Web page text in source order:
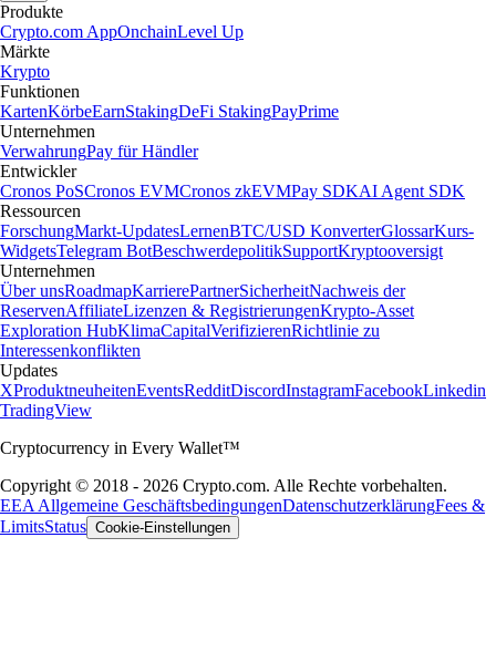
Produkte
Crypto.com AppOnchainLevel Up
Märkte
Krypto
Funktionen
KartenKörbeEarnStakingDeFi StakingPayPrime
Unternehmen
VerwahrungPay für Händler
Entwickler
Cronos PoSCronos EVMCronos zkEVMPay SDKAI Agent SDK
Ressourcen
ForschungMarkt-UpdatesLernenBTC/USD KonverterGlossarKurs-
WidgetsTelegram BotBeschwerdepolitikSupportKryptooversigt
Unternehmen
Über unsRoadmapKarrierePartnerSicherheitNachweis der
ReservenAffiliateLizenzen & RegistrierungenKrypto-Asset
Exploration HubKlimaCapitalVerifizierenRichtlinie zu
Interessenkonflikten
Updates
XProduktneuheitenEventsRedditDiscordInstagramFacebookLinkedin
TradingView
Cryptocurrency in Every Wallet™
Copyright © 2018 - 2026 Crypto.com. Alle Rechte vorbehalten.
EEA Allgemeine GeschäftsbedingungenDatenschutzerklärungFees &
LimitsStatus Cookie-Einstellungen